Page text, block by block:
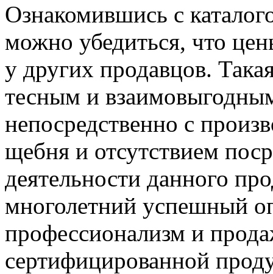
Ознакомившись с
можно убедиться, что
у других продавцов.
тесным и
непосредственно с
щебня и отсутствием
деятельности данного
многолетний успешный
профессионализм и
сертифицированной